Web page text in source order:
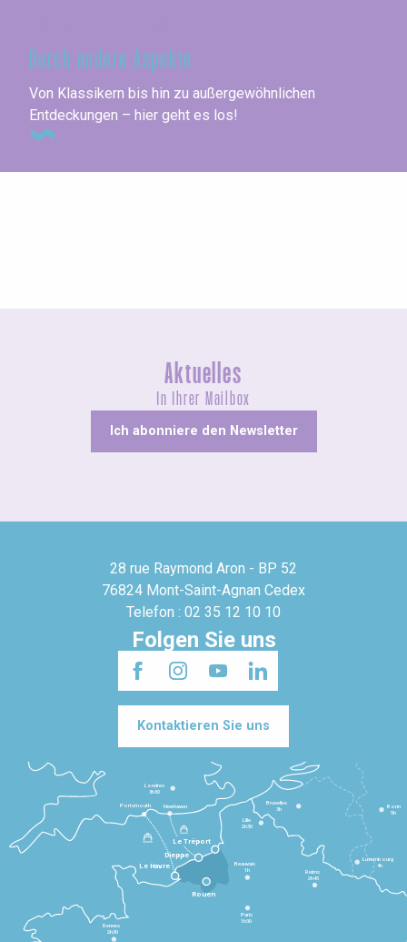
Durch andere Aspekte
Von Klassikern bis hin zu außergewöhnlichen
Entdeckungen – hier geht es los!
Aktuelles
In Ihrer Mailbox
Ich abonniere den Newsletter
28 rue Raymond Aron - BP 52
76824 Mont-Saint-Agnan Cedex
Telefon : 02 35 12 10 10
Folgen Sie uns
Kontaktieren Sie uns
Le Havre
Dieppe
Le Tréport
Rennes
2h30
Paris
1h30
Beauvais
1h
Reims
2h45
Lille
2h30
Bruxelles
3h
Londres
3h30
Newhaven
Portsmouth
Bonn
5h
Luxembourg
4h
Rouen